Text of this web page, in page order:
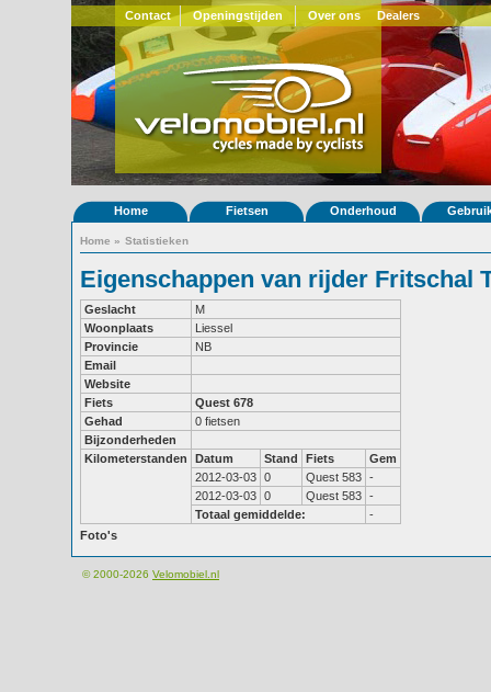
Contact Openingstijden Over ons Dealers
Home Fietsen Onderhoud
Home » Statistieken
Eigenschappen van rijder Fritschal
Geslacht
M
Woonplaats
Liessel
Provincie
NB
Email
Website
Fiets
Quest 678
Gehad
0 fietsen
Bijzonderheden
Kilometerstanden
Datum Stand Fiets
Gem
2012-03-03 0 Quest 583 -
2012-03-03 0 Quest 583 -
Totaal gemiddelde:
-
Foto's
© 2000-2026 Velomobiel.nl